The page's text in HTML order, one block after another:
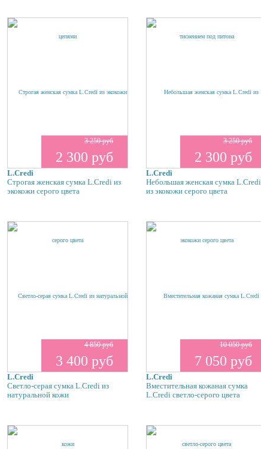
3 250 руб
2 300 руб
L.Credi
Строгая женская сумка L.Credi из
экокожи серого цвета
3 250 руб
2 300 руб
L.Credi
Небольшая женская сумка L.Credi
из экокожи серого цвета
4 850 руб
3 400 руб
L.Credi
Светло-серая сумка L.Credi из
натуральной кожи
10 050 руб
7 050 руб
L.Credi
Вместительная кожаная сумка
L.Credi светло-серого цвета